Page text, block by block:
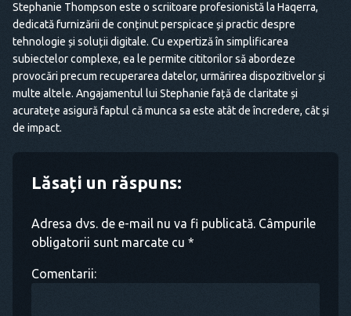
Stephanie Thompson este o scriitoare profesionistă la Haqerra,
dedicată furnizării de conținut perspicace și practic despre
tehnologie și soluții digitale. Cu expertiză în simplificarea
subiectelor complexe, ea le permite cititorilor să abordeze
provocări precum recuperarea datelor, urmărirea dispozitivelor și
multe altele. Angajamentul lui Stephanie față de claritate și
acuratețe asigură faptul că munca sa este atât de încredere, cât și
de impact.
Lăsați un răspuns:
Adresa dvs. de e-mail nu va fi publicată. Câmpurile
obligatorii sunt marcate cu *
Comentarii: